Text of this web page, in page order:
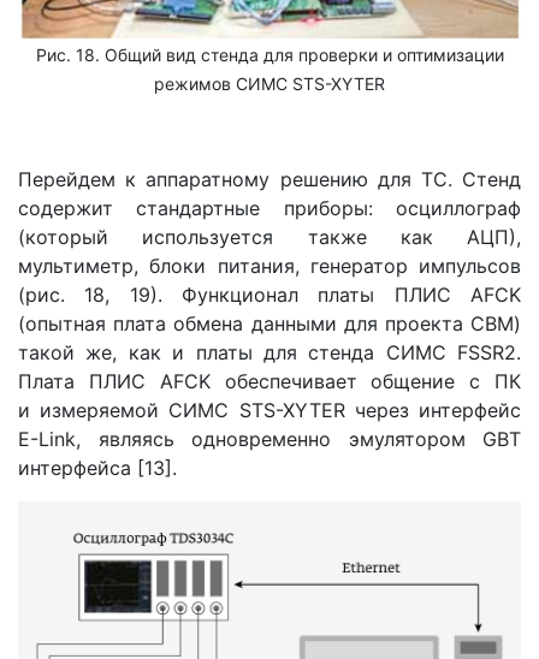
Рис. 18. Общий вид стенда для проверки и оптимизации
режимов СИМС STS-XYTER
Перейдем к аппаратному решению для ТС. Стенд
содержит стандартные приборы: осциллограф
(который используется также как АЦП),
мультиметр, блоки питания, генератор импульсов
(рис. 18, 19). Функционал платы ПЛИС AFCK
(опытная плата обмена данными для проекта СВМ)
такой же, как и платы для стенда СИМС FSSR2.
Плата ПЛИС AFCK обеспечивает общение с ПК
и измеряемой СИМС STS-XYTER через интерфейс
E-Link, являясь одновременно эмулятором GBT
интерфейса [13].